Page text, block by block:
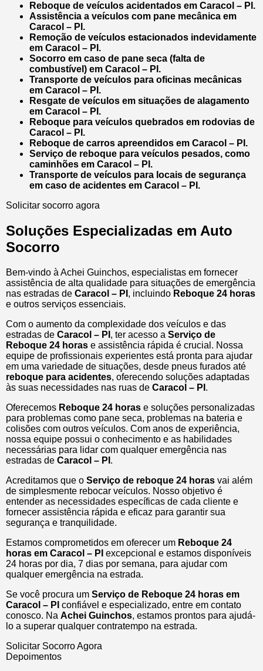
Reboque de veículos acidentados em Caracol – PI.
Assistência a veículos com pane mecânica em
Caracol – PI.
Remoção de veículos estacionados indevidamente
em Caracol – PI.
Socorro em caso de pane seca (falta de
combustível) em Caracol – PI.
Transporte de veículos para oficinas mecânicas
em Caracol – PI.
Resgate de veículos em situações de alagamento
em Caracol – PI.
Reboque para veículos quebrados em rodovias de
Caracol – PI.
Reboque de carros apreendidos em Caracol – PI.
Serviço de reboque para veículos pesados, como
caminhões em Caracol – PI.
Transporte de veículos para locais de segurança
em caso de acidentes em Caracol – PI.
Solicitar socorro agora
Soluções Especializadas em Auto
Socorro
Bem-vindo à Achei Guinchos, especialistas em fornecer
assistência de alta qualidade para situações de emergência
nas estradas de Caracol – PI , incluindo Reboque 24 horas
e outros serviços essenciais.
Com o aumento da complexidade dos veículos e das
estradas de Caracol – PI , ter acesso a Serviço de
Reboque 24 horas e assistência rápida é crucial. Nossa
equipe de profissionais experientes está pronta para ajudar
em uma variedade de situações, desde pneus furados até
reboque para acidentes, oferecendo soluções adaptadas
às suas necessidades nas ruas de Caracol – PI .
Oferecemos Reboque 24 horas e soluções personalizadas
para problemas como pane seca, problemas na bateria e
colisões com outros veículos. Com anos de experiência,
nossa equipe possui o conhecimento e as habilidades
necessárias para lidar com qualquer emergência nas
estradas de Caracol – PI .
Acreditamos que o Serviço de reboque 24 horas vai além
de simplesmente rebocar veículos. Nosso objetivo é
entender as necessidades específicas de cada cliente e
fornecer assistência rápida e eficaz para garantir sua
segurança e tranquilidade.
Estamos comprometidos em oferecer um Reboque 24
horas em Caracol – PI excepcional e estamos disponíveis
24 horas por dia, 7 dias por semana, para ajudar com
qualquer emergência na estrada.
Se você procura um Serviço de Reboque 24 horas em
Caracol – PI confiável e especializado, entre em contato
conosco. Na Achei Guinchos, estamos prontos para ajudá-
lo a superar qualquer contratempo na estrada.
Solicitar Socorro Agora
Depoimentos